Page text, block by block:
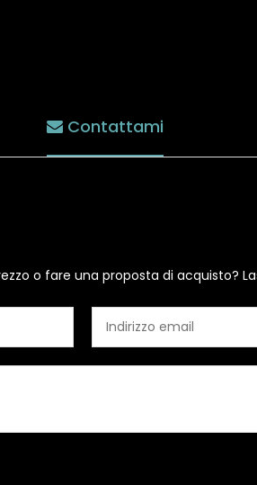
Contattami
o fare una proposta di acquisto?